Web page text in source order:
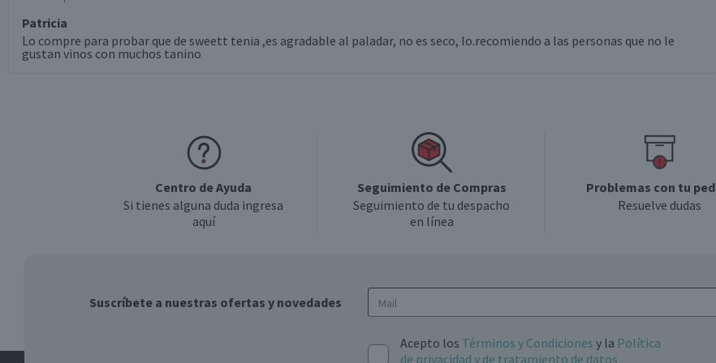
Denominación de Origen
Envase
Dulce y equilibrado, con sabores a frutos rojos y notas
Frutas maduras, especias suaves y dulzura equilibrada
Patricia
Lo compre para probar que de sweett tenia ,es agradable al paladar, no es seco, lo.recomiendo a las personas que no le
gustan vinos con muchos tanino
Centro de Ayuda
Si tienes alguna duda ingresa
aquí
Seguimiento de Compras
Seguimiento de tu despacho
en línea
Problemas con tu
Resuelve dudas
Suscríbete a nuestras ofertas y novedades
Acepto los Términos y Condiciones y la Política
de privacidad y de tratamiento de datos